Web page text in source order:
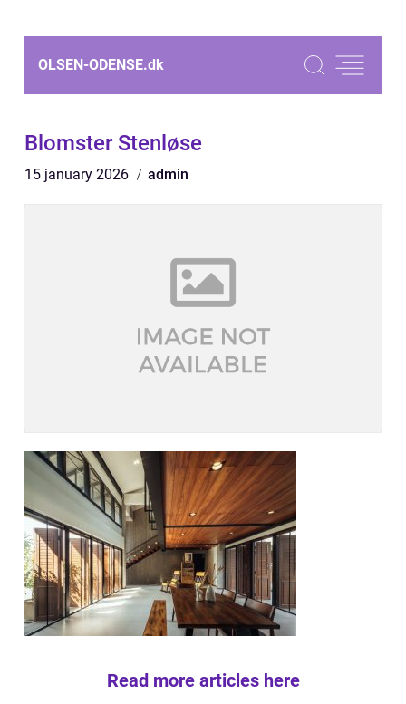
OLSEN-ODENSE.dk
Blomster Stenløse
15 january 2026 admin
Read more articles here